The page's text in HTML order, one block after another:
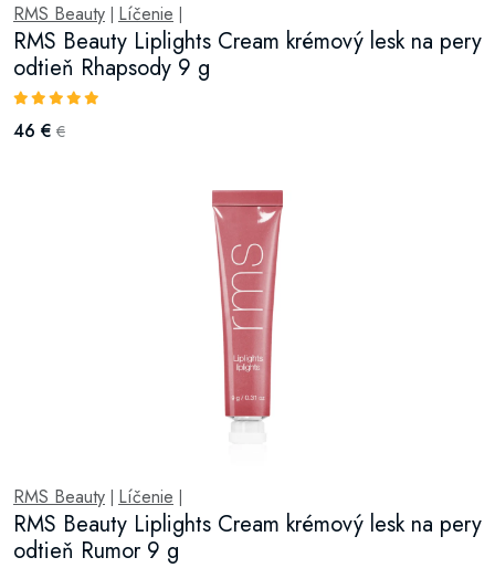
RMS Beauty Líčenie
RMS Beauty Liplights Cream krémový lesk na pery
odtieň Rhapsody 9 g
46 € €
RMS Beauty Líčenie
RMS Beauty Liplights Cream krémový lesk na pery
odtieň Rumor 9 g